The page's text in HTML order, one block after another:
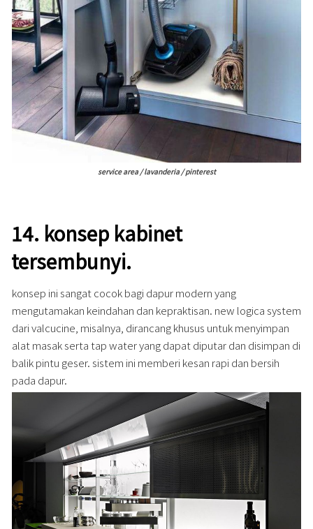
service area / lavanderia / pinterest
14. konsep kabinet
tersembunyi.
konsep ini sangat cocok bagi dapur modern yang
mengutamakan keindahan dan kepraktisan. new logica system
dari valcucine, misalnya, dirancang khusus untuk menyimpan
alat masak serta tap water yang dapat diputar dan disimpan di
balik pintu geser. sistem ini memberi kesan rapi dan bersih
pada dapur.